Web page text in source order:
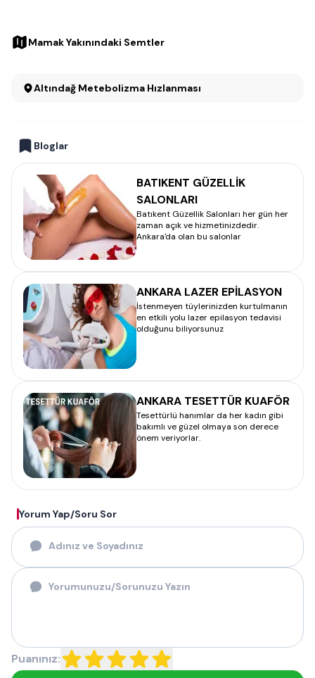
Mamak Yakınındaki Semtler
Altındağ Metebolizma Hızlanması
Bloglar
BATIKENT GÜZELLİK
SALONLARI
Batıkent Güzellik Salonları her gün her
zaman açık ve hizmetinizdedir.
Ankara'da olan bu salonlar
ANKARA LAZER EPİLASYON
İstenmeyen tüylerinizden kurtulmanın
en etkili yolu lazer epilasyon tedavisi
olduğunu biliyorsunuz
ANKARA TESETTÜR KUAFÖR
Tesettürlü hanımlar da her kadın gibi
bakımlı ve güzel olmaya son derece
önem veriyorlar.
Yorum Yap/Soru Sor
Puanınız: